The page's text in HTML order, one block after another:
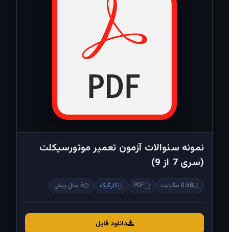
نمونه سئوالات آزمون تعمیر موتورسیکلت
(سری 7 از 9)
0.68 مگابایت PDF کارگیک 5 سال پیش
دانلود فایل